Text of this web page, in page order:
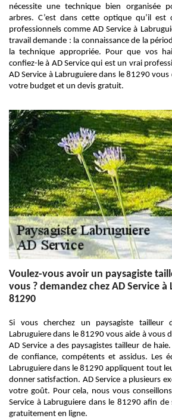
nécessite une technique bien organisée
arbres. C’est dans cette optique qu’il est
professionnels comme AD Service à
travail demande : la connaissance de la
la technique appropriée. Pour que vos
confiez-le à AD Service qui est un vrai
AD Service à Labruguiere dans le 81290
votre budget et un devis gratuit.
Voulez-vous avoir un paysagiste
vous ? demandez chez AD Service
81290
Si vous cherchez un paysagiste tailleur
Labruguiere dans le 81290 vous aide à vous
AD Service a des paysagistes tailleur de
de confiance, compétents et assidus. Les
Labruguiere dans le 81290 appliquent tout
donner satisfaction. AD Service a plusieurs
votre goût. Pour cela, nous vous
Service à Labruguiere dans le 81290 afin
gratuitement en ligne.